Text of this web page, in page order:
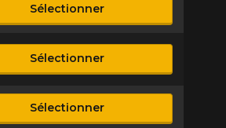
Sélectionner
Sélectionner
Sélectionner